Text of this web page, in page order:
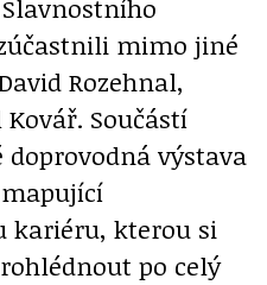
mimo jiné
Rozehnal,
Součástí
výstava
kariéru, kterou si
po celý